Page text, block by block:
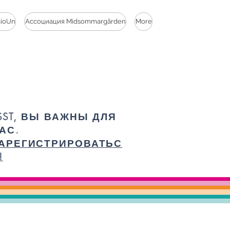
Ассоциация Midsommargården More
ВЫ ВАЖНЫ ДЛЯ